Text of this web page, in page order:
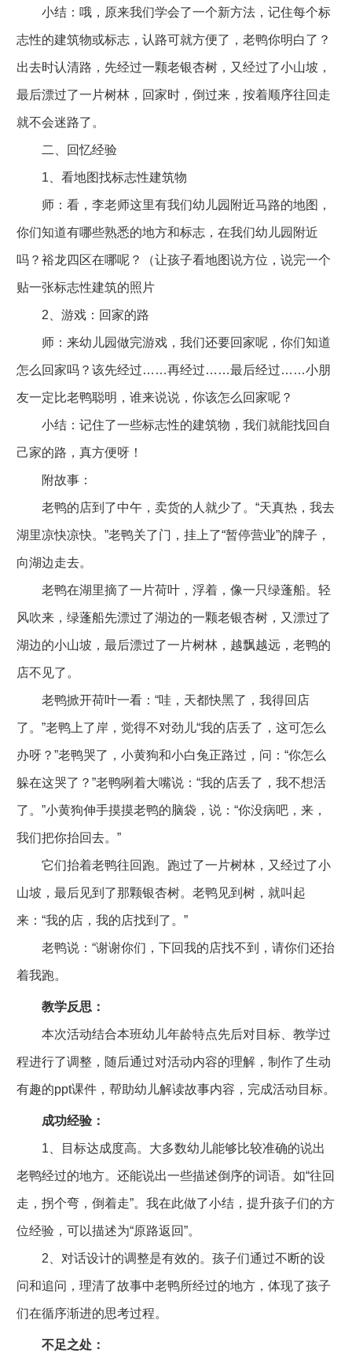
小结：哦，原来我们学会了一个新方法，记住每个标
志性的建筑物或标志，认路可就方便了，老鸭你明白了？
出去时认清路，先经过一颗老银杏树，又经过了小山坡，
最后漂过了一片树林，回家时，倒过来，按着顺序往回走
就不会迷路了。
二、回忆经验
1、看地图找标志性建筑物
师：看，李老师这里有我们幼儿园附近马路的地图，
你们知道有哪些熟悉的地方和标志，在我们幼儿园附近
吗？裕龙四区在哪呢？（让孩子看地图说方位，说完一个
贴一张标志性建筑的照片
2、游戏：回家的路
师：来幼儿园做完游戏，我们还要回家呢，你们知道
怎么回家吗？该先经过……再经过……最后经过……小朋
友一定比老鸭聪明，谁来说说，你该怎么回家呢？
小结：记住了一些标志性的建筑物，我们就能找回自
己家的路，真方便呀！
附故事：
老鸭的店到了中午，卖货的人就少了。“天真热，我去
湖里凉快凉快。”老鸭关了门，挂上了“暂停营业”的牌子，
向湖边走去。
老鸭在湖里摘了一片荷叶，浮着，像一只绿蓬船。轻
风吹来，绿蓬船先漂过了湖边的一颗老银杏树，又漂过了
湖边的小山坡，最后漂过了一片树林，越飘越远，老鸭的
店不见了。
老鸭掀开荷叶一看：“哇，天都快黑了，我得回店
了。”老鸭上了岸，觉得不对劲儿“我的店丢了，这可怎么
办呀？”老鸭哭了，小黄狗和小白兔正路过，问：“你怎么
躲在这哭了？”老鸭咧着大嘴说：“我的店丢了，我不想活
了。”小黄狗伸手摸摸老鸭的脑袋，说：“你没病吧，来，
我们把你抬回去。”
它们抬着老鸭往回跑。跑过了一片树林，又经过了小
山坡，最后见到了那颗银杏树。老鸭见到树，就叫起
来：“我的店，我的店找到了。”
老鸭说：“谢谢你们，下回我的店找不到，请你们还抬
着我跑。
教学反思：
本次活动结合本班幼儿年龄特点先后对目标、教学过
程进行了调整，随后通过对活动内容的理解，制作了生动
有趣的ppt课件，帮助幼儿解读故事内容，完成活动目标。
成功经验：
1、目标达成度高。大多数幼儿能够比较准确的说出
老鸭经过的地方。还能说出一些描述倒序的词语。如“往回
走，拐个弯，倒着走”。我在此做了小结，提升孩子们的方
位经验，可以描述为“原路返回”。
2、对话设计的调整是有效的。孩子们通过不断的设
问和追问，理清了故事中老鸭所经过的地方，体现了孩子
们在循序渐进的思考过程。
不足之处：